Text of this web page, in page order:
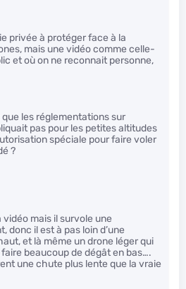
privée à protéger face à la
mais une vidéo comme celle-
et où on ne reconnait personne,
les réglementations sur
pas pour les petites altitudes
spéciale pour faire voler
?
mais il survole une
donc il est à pas loin d’une
et là même un drone léger qui
beaucoup de dégât en bas….
une chute plus lente que la vraie